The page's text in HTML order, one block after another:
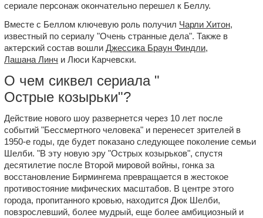
сериале персонаж окончательно перешел к Беллу.
Вместе с Беллом ключевую роль получил Чарли Хитон,
известный по сериалу "Очень странные дела". Также в
актерский состав вошли Джессика Браун Финдли,
Лашана Линч и Люси Карчевски.
О чем сиквел сериала "
Острые козырьки"?
Действие нового шоу развернется через 10 лет после
событий "Бессмертного человека" и перенесет зрителей в
1950-е годы, где будет показано следующее поколение семьи
Шелби. "В эту новую эру "Острых козырьков", спустя
десятилетие после Второй мировой войны, гонка за
восстановление Бирмингема превращается в жестокое
противостояние мифических масштабов. В центре этого
города, пропитанного кровью, находится Дюк Шелби,
повзрослевший, более мудрый, еще более амбициозный и